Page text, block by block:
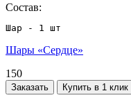
Состав:
Шар - 1 шт
Шары «Сердце»
150
Заказать Купить в 1 клик